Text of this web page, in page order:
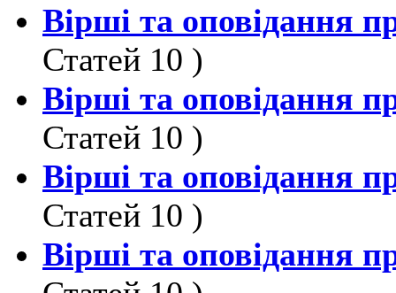
Вірші та оповідання
Статей 10 )
Вірші та оповідання
Статей 10 )
Вірші та оповідання
Статей 10 )
Вірші та оповідання